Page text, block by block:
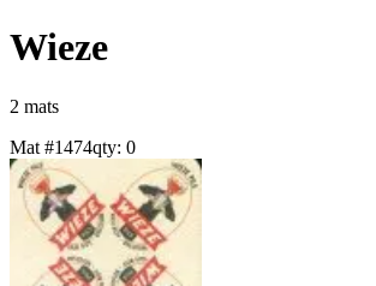
Wieze
2 mats
Mat #1474qty: 0